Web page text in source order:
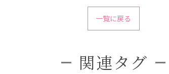
一覧に戻る
関連タグ